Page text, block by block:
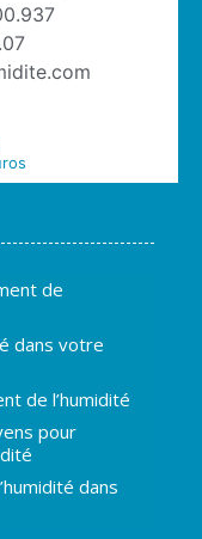
de
dans votre
de l’humidité
pour
dans